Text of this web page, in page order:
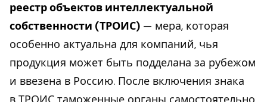
реестр объектов интеллектуальной
собственности (ТРОИС) — мера, которая
особенно актуальна для компаний, чья
продукция может быть подделана за рубежом
и ввезена в Россию. После включения знака